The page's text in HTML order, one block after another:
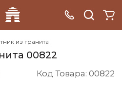
из гранита
00822
Код Товара: 00822